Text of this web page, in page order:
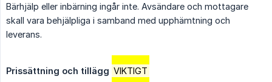
Bärhjälp eller inbärning ingår inte. Avsändare och mottagare
skall vara behjälpliga i samband med upphämtning och
leverans.
Prissättning och tillägg VIKTIGT